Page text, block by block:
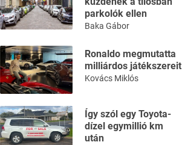
parkolók ellen
Baka Gábor
Ronaldo megmutatta
milliárdos játékszereit
Kovács Miklós
Így szól egy Toyota-
dízel egymillió km
után